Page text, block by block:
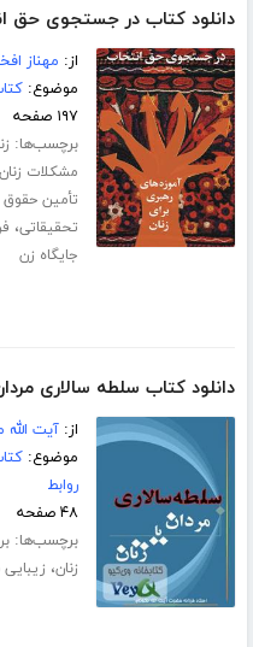
دانلود کتاب در جستجوی حق
از: مهناز
موضوع:
۱۹۷ صفحه
برچسب‌ها:
مشکلات زنان
تأمین حقوق
تحقیقاتی،
جایگاه زن
دانلود کتاب سلطه سالاری
از:آیت الله
موضوع:
روابط
۴۸ صفحه
برچسب‌ها:
زنان،